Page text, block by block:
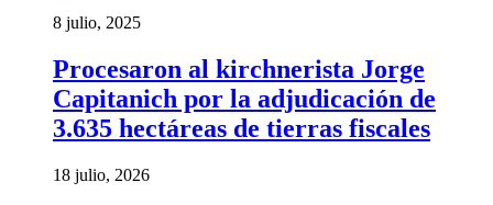
8 julio, 2025
Procesaron al kirchnerista Jorge
Capitanich por la adjudicación de
3.635 hectáreas de tierras fiscales
18 julio, 2026